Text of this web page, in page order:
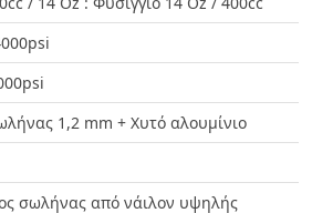
1,2 mm + Χυτό αλουμίνιο
σωλήνας από νάιλον υψηλής